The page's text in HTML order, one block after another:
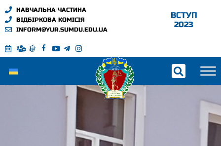
НАВЧАЛЬНА ЧАСТИНА
ВІДБІРКОВА КОМІСІЯ
INFORM@YUR.SUMDU.EDU.UA
ВСТУП
2023